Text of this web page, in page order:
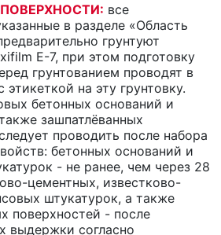
все
в разделе «Область
грунтуют
Е-7, при этом подготовку
грунтованием проводят в
этикеткой на эту грунтовку.
бетонных оснований и
зашпатлёванных
проводить после набора
бетонных оснований и
- не ранее, чем через 28
цементных, известково-
штукатурок, а также
поверхностей - после
выдержки согласно